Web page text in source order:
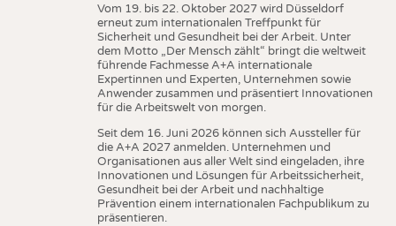
Vom 19. bis 22. Oktober 2027 wird Düsseldorf
erneut zum internationalen Treffpunkt für
Sicherheit und Gesundheit bei der Arbeit. Unter
dem Motto „Der Mensch zählt“ bringt die weltweit
führende Fachmesse A+A internationale
Expertinnen und Experten, Unternehmen sowie
Anwender zusammen und präsentiert Innovationen
für die Arbeitswelt von morgen.
Seit dem 16. Juni 2026 können sich Aussteller für
die A+A 2027 anmelden. Unternehmen und
Organisationen aus aller Welt sind eingeladen, ihre
Innovationen und Lösungen für Arbeitssicherheit,
Gesundheit bei der Arbeit und nachhaltige
Prävention einem internationalen Fachpublikum zu
präsentieren.